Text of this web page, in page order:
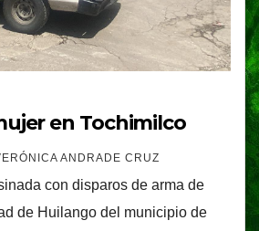
en Tochimilco
ANDRADE CRUZ
con disparos de arma de
de Huilango del municipio de